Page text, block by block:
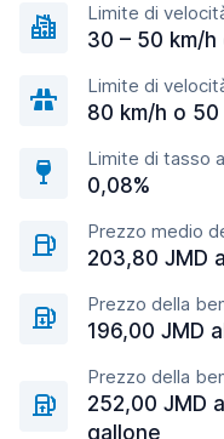
Limite di
30 – 50 km/h
Limite di
80 km/h o 50
Limite di tasso
0,08%
Prezzo medio
203,80 JMD
Prezzo della
196,00 JMD
Prezzo della
252,00 JMD
gallone